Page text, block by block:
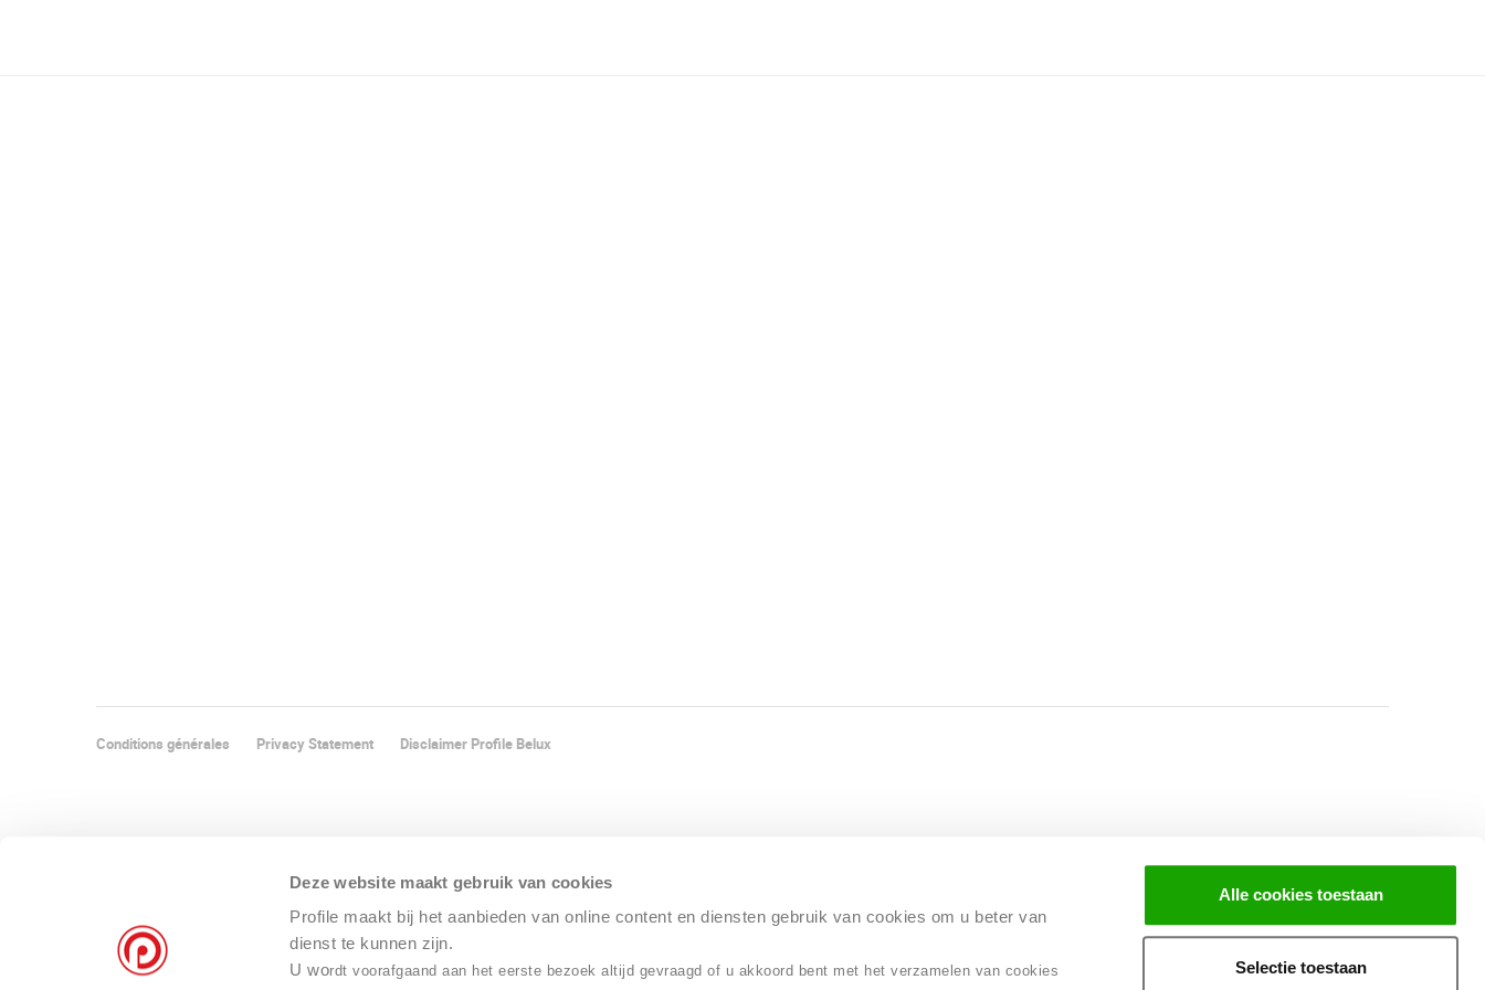
Deze website maakt gebruik van cookies
Profile maakt bij het aanbieden van online content en diensten gebruik van cookies om u beter van
dienst te kunnen zijn.
U wordt voorafgaand aan het eerste bezoek altijd gevraagd of u akkoord bent met het verzamelen van cookies
Alle cookies toestaan
Selectie toestaan
Conditions générales Privacy Statement Disclaimer Profile Belux